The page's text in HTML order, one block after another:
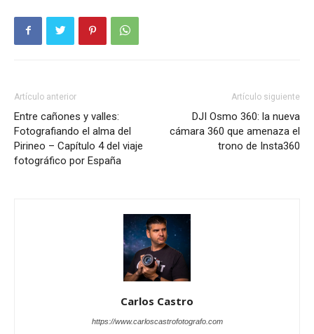
Artículo anterior
Entre cañones y valles:
Fotografiando el alma del
Pirineo – Capítulo 4 del viaje
fotográfico por España
Artículo siguiente
DJI Osmo 360: la nueva
cámara 360 que amenaza el
trono de Insta360
Carlos Castro
https://www.carloscastrofotografo.com